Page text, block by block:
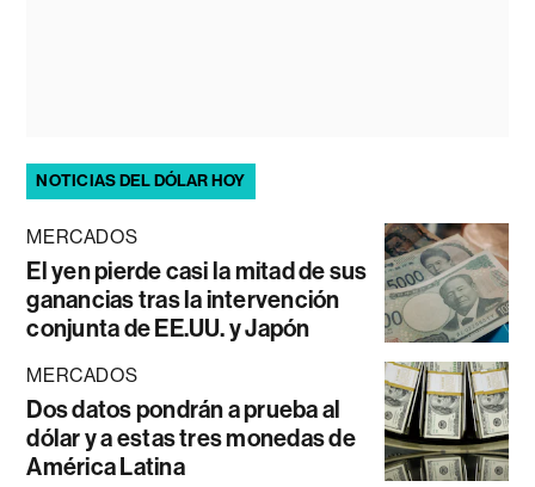
NOTICIAS DEL DÓLAR HOY
MERCADOS
El yen pierde casi la mitad de sus
ganancias tras la intervención
conjunta de EE.UU. y Japón
MERCADOS
Dos datos pondrán a prueba al
dólar y a estas tres monedas de
América Latina